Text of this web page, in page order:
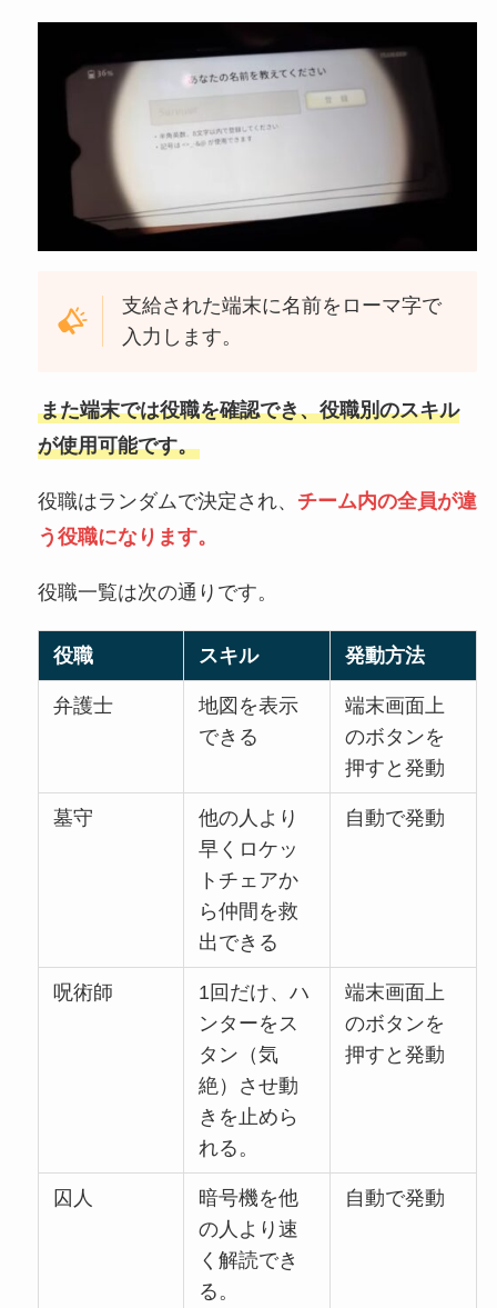
支給された端末に名前をローマ字で
入力します。
また端末では役職を確認でき、役職別のスキル
が使用可能です。
役職はランダムで決定され、 チーム内の全員が違
う役職になります。
役職一覧は次の通りです。
役職 スキル 発動方法
弁護士
地図を表示
できる
端末画面上
のボタンを
押すと発動
墓守
他の人より
早くロケッ
トチェアか
ら仲間を救
出できる
自動で発動
呪術師
1回だけ、ハ
ンターをス
タン（気
絶）させ動
きを止めら
れる。
端末画面上
のボタンを
押すと発動
囚人
暗号機を他
の人より速
く解読でき
る。
自動で発動